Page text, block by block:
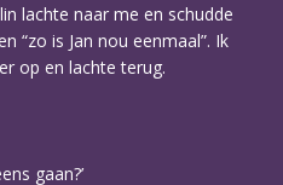
lachte naar me en schudde
“zo is Jan nou eenmaal”. Ik
op en lachte terug.
gaan?’